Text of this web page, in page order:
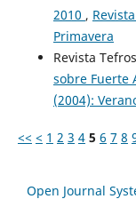
2010 ,
Primavera
Revista
sobre Fuerte
(2004):
<< < 1 2 3 4 5 6 7 8
Open Journal